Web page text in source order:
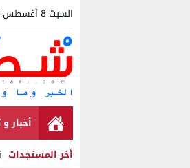
السبت 8 أغسطس 2026 - 14:45 مساءً
أخبار
أخر المستجدات